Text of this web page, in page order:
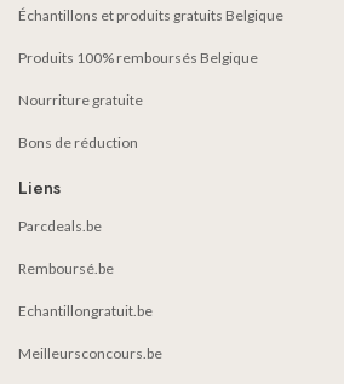
Échantillons et produits gratuits Belgique
Produits 100% remboursés Belgique
Nourriture gratuite
Bons de réduction
Liens
Parcdeals.be
Remboursé.be
Echantillongratuit.be
Meilleursconcours.be